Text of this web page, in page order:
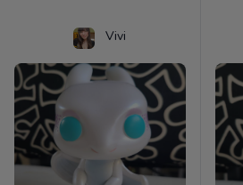
Vivi